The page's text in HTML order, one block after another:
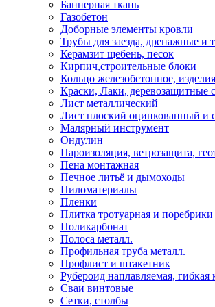
Баннерная ткань
Газобетон
Доборные элементы кровли
Трубы для заезда, дренажные
Керамзит щебень, песок
Кирпич,строительные блоки
Кольцо железобетонное, изделия
Краски, Лаки, деревозащитные
Лист металлический
Лист плоский оцинкованный и
Малярный инструмент
Ондулин
Пароизоляция, ветрозащита,
Пена монтажная
Печное литьё и дымоходы
Пиломатериалы
Пленки
Плитка тротуарная и поребрики
Поликарбонат
Полоса металл.
Профильная труба металл.
Профлист и штакетник
Рубероид наплавляемая, гибкая
Сваи винтовые
Сетки, столбы